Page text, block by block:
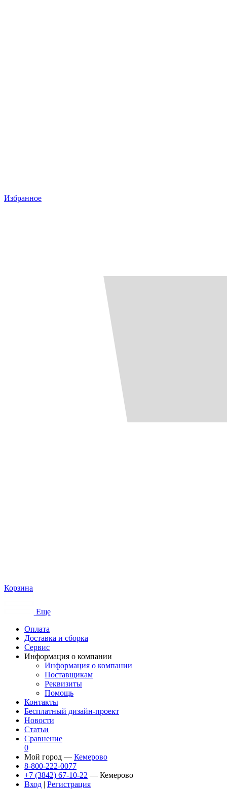
Избранное
Корзина
Еще
Оплата
Доставка и сборка
Сервис
Информация о компании
Информация о компании
Поставщикам
Реквизиты
Помощь
Контакты
Бесплатный дизайн-проект
Новости
Статьи
Сравнение
0
Мой город — Кемерово
8-800-222-0077
+7 (3842) 67-10-22 — Кемерово
Вход | Регистрация